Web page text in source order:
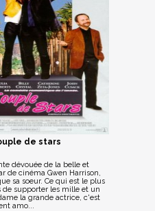
de stars
dévouée de la belle et
de cinéma Gwen Harrison,
sa soeur. Ce qui est le plus
de supporter les mille et un
la grande actrice, c'est
amo...